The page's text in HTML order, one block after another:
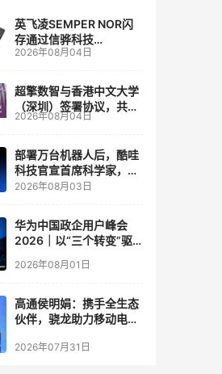
英飞凌SEMPER NOR闪
存通过信骅科技
AST2700 BMC认证，全
管理
2026年08月04日
超擎数智与香港中文大学
（深圳）签署协议，共建
人工智能和边缘计算联合
2026年08月04日
部署万台机器人后，酷哇
科技官宣首席科学家，要
让世界模型交付生产力
2026年08月03日
华为中国政企用户峰会
2026｜以“三个转变”驱动
2026年08月01日
高通侯明娟：携手全生态
伙伴，骁龙助力移动电竞
2026年07月31日